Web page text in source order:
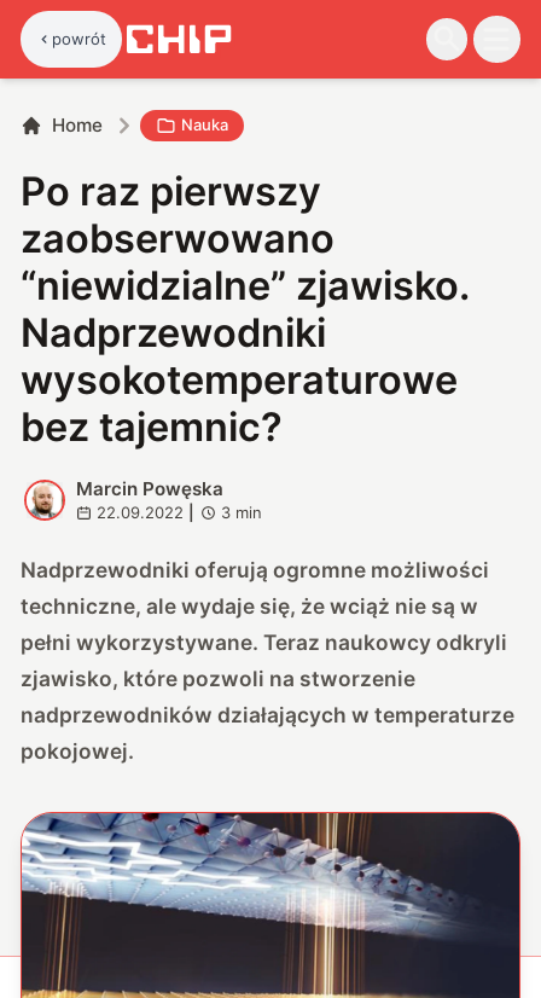
powrót
Home Nauka
Po raz pierwszy
zaobserwowano
“niewidzialne” zjawisko.
Nadprzewodniki
wysokotemperaturowe
bez tajemnic?
M
Marcin Powęska
22.09.2022 3 min
Nadprzewodniki oferują ogromne możliwości
techniczne, ale wydaje się, że wciąż nie są w
pełni wykorzystywane. Teraz naukowcy odkryli
zjawisko, które pozwoli na stworzenie
nadprzewodników działających w temperaturze
pokojowej.